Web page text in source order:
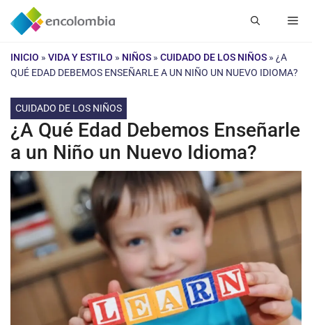
Saltar
INICIO » VIDA Y ESTILO » NIÑOS » CUIDADO DE LOS NIÑOS » ¿A
QUÉ EDAD DEBEMOS ENSEÑARLE A UN NIÑO UN NUEVO IDIOMA?
CUIDADO DE LOS NIÑOS
¿A Qué Edad Debemos Enseñarle
a un Niño un Nuevo Idioma?